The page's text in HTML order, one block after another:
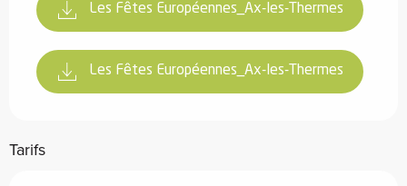
Les Fêtes Européennes_Ax-les-Thermes
Les Fêtes Européennes_Ax-les-Thermes
Tarifs